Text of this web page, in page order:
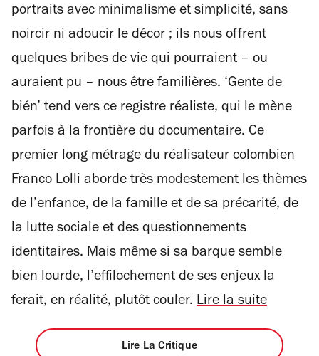
portraits avec minimalisme et simplicité, sans
noircir ni adoucir le décor ; ils nous offrent
quelques bribes de vie qui pourraient – ou
auraient pu – nous être familières. ‘Gente de
bién’ tend vers ce registre réaliste, qui le mène
parfois à la frontière du documentaire. Ce
premier long métrage du réalisateur colombien
Franco Lolli aborde très modestement les thèmes
de l’enfance, de la famille et de sa précarité, de
la lutte sociale et des questionnements
identitaires. Mais même si sa barque semble
bien lourde, l’effilochement de ses enjeux la
ferait, en réalité, plutôt couler. Lire la suite
Lire La Critique